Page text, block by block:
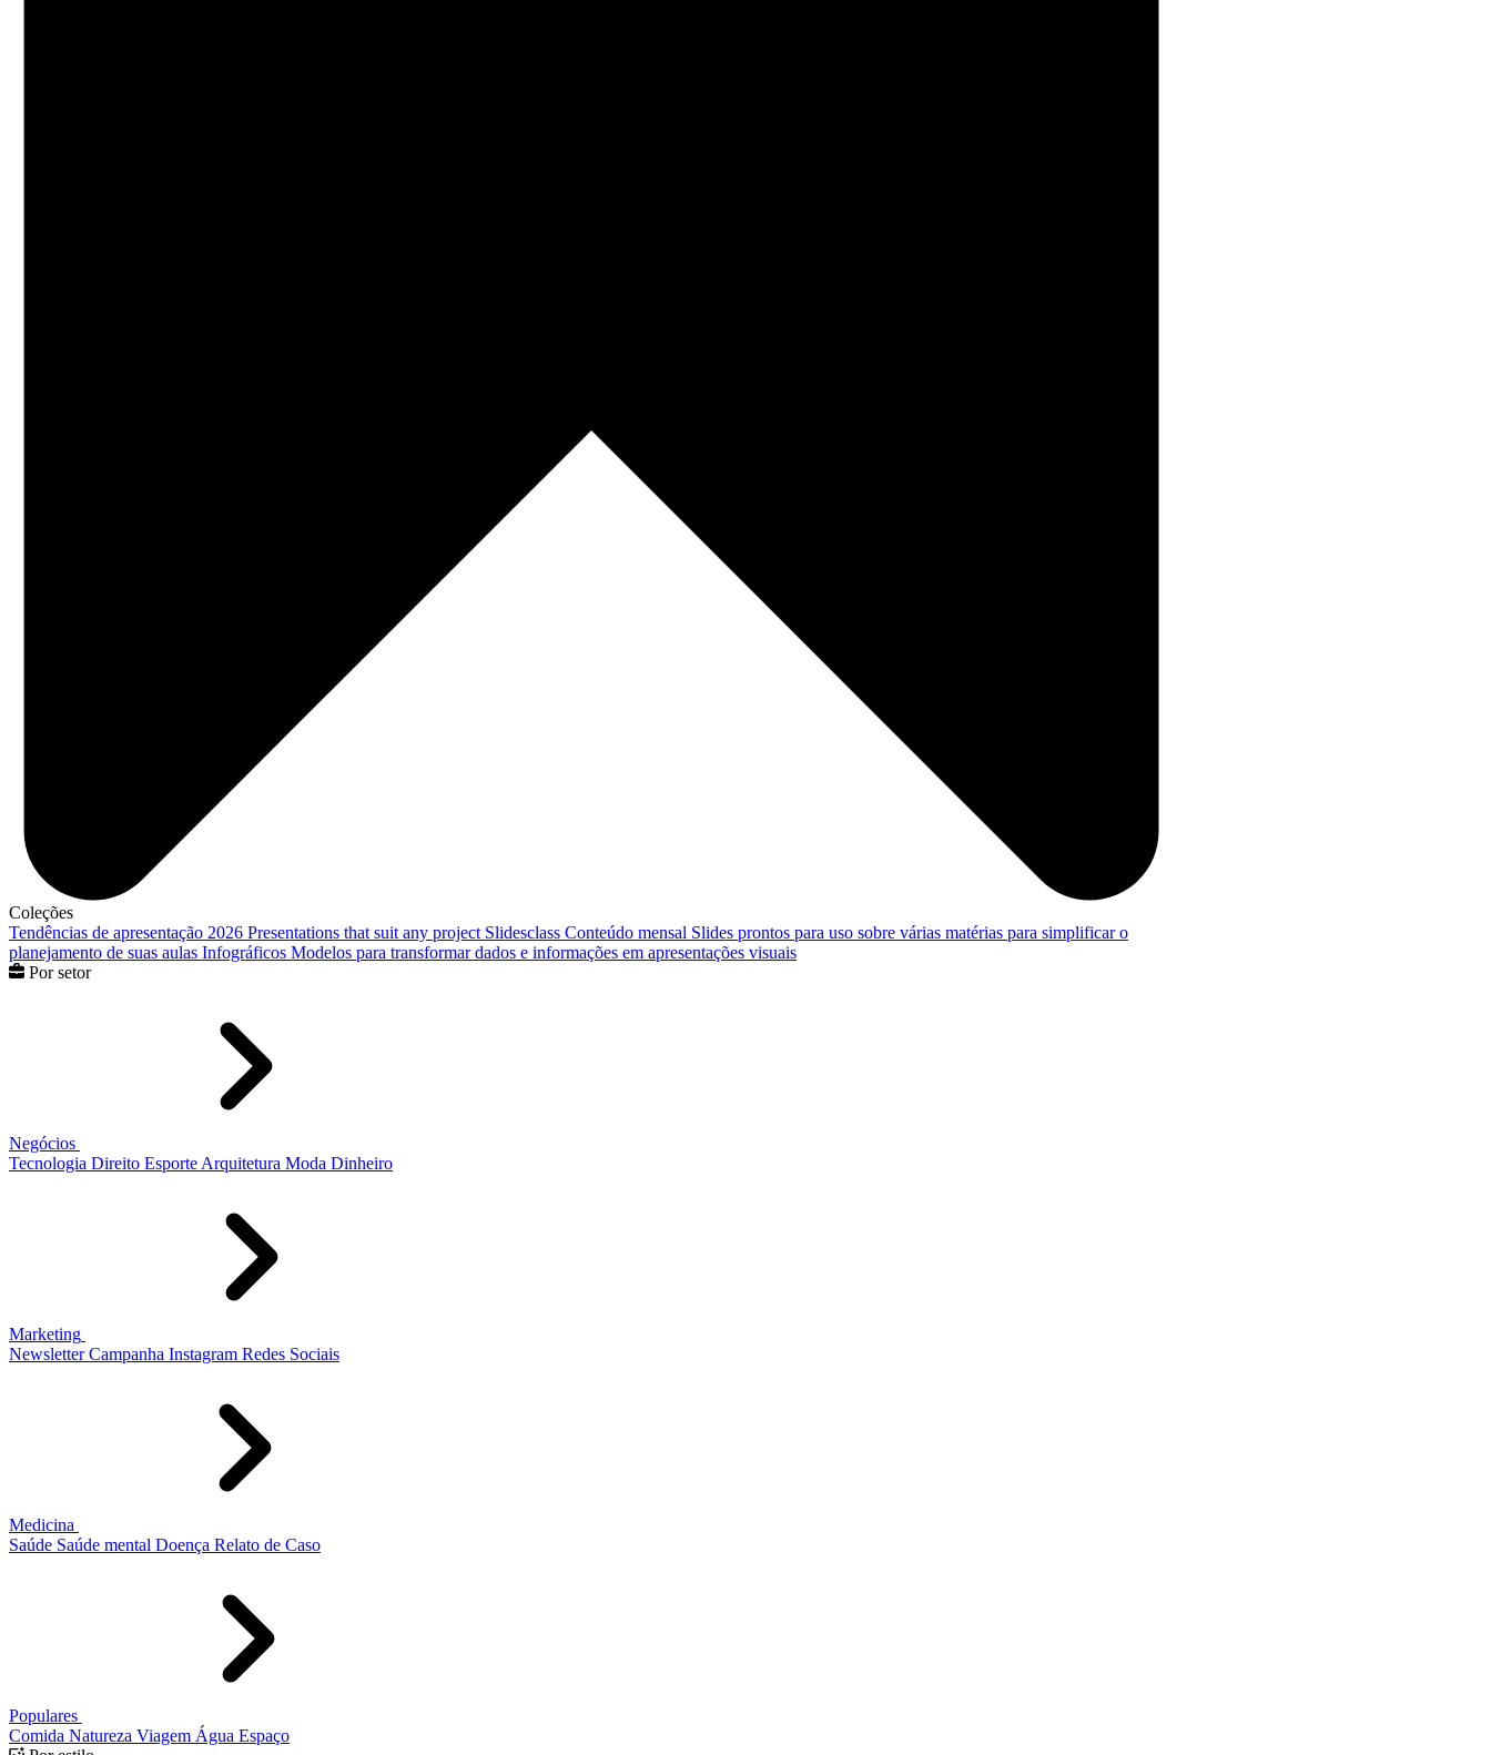
Coleções
Tendências de apresentação 2026 Presentations that suit any project Slidesclass Conteúdo mensal Slides prontos para uso sobre várias matérias para simplificar o
planejamento de suas aulas Infográficos Modelos para transformar dados e informações em apresentações visuais
Por setor
Negócios
Tecnologia Direito Esporte Arquitetura Moda Dinheiro
Marketing
Newsletter Campanha Instagram Redes Sociais
Medicina
Saúde Saúde mental Doença Relato de Caso
Populares
Comida Natureza Viagem Água Espaço